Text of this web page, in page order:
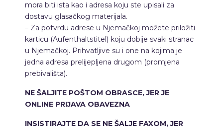
mora biti ista kao i adresa koju ste upisali za
dostavu glasačkog materijala.
– Za potvrdu adrese u Njemačkoj možete priložiti
karticu (Aufenthaltstitel) koju dobije svaki stranac
u Njemačkoj. Prihvatljive su i one na kojima je
jedna adresa prelijepljena drugom (promjena
prebivališta).
NE ŠALJITE POŠTOM OBRASCE, JER JE
ONLINE PRIJAVA OBAVEZNA
INSISTIRAJTE DA SE NE ŠALJE FAXOM, JER